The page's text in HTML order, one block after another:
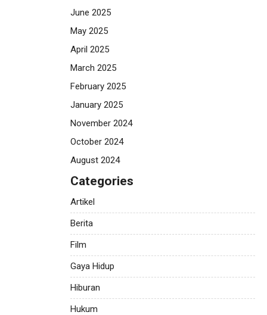
June 2025
May 2025
April 2025
March 2025
February 2025
January 2025
November 2024
October 2024
August 2024
Categories
Artikel
Berita
Film
Gaya Hidup
Hiburan
Hukum